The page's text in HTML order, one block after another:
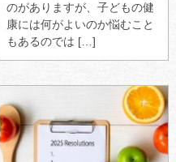
のがありますが、子どもの健
康には何がよいのか悩むこと
もあるのでは […]